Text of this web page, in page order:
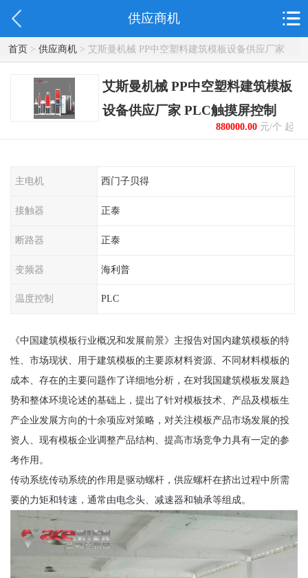
供应商机
首页> 供应商机> 艾斯曼机械 PP中空塑料建筑模板设备供应厂家
PLC触摸屏控制
艾斯曼机械 PP中空塑料建筑模板
设备供应厂家 PLC触摸屏控制
880000.00元/个 起
主电机 西门子贝得
接触器 正泰
断路器 正泰
变频器 海利普
温度控制 PLC
《中国建筑模板行业概况和发展前景》主报告对国内建筑模板的特
性、市场现状、用于建筑模板的主要原材料资源、不同材料模板的
成本、存在的主要问题作了详细地分析，在对我国建筑模板发展趋
势和整体环境论述的基础上，提出了针对模板技术、产品及模板生
产企业发展方向的十余项应对策略，对关注模板产品市场发展的投
资人、现有模板企业调整产品结构、提高市场竞争力具有一定的参
考作用。
传动系统传动系统的作用是驱动螺杆，供应螺杆在挤出过程中所需
要的力矩和转速，通常由电念头、减速器和轴承等组成。